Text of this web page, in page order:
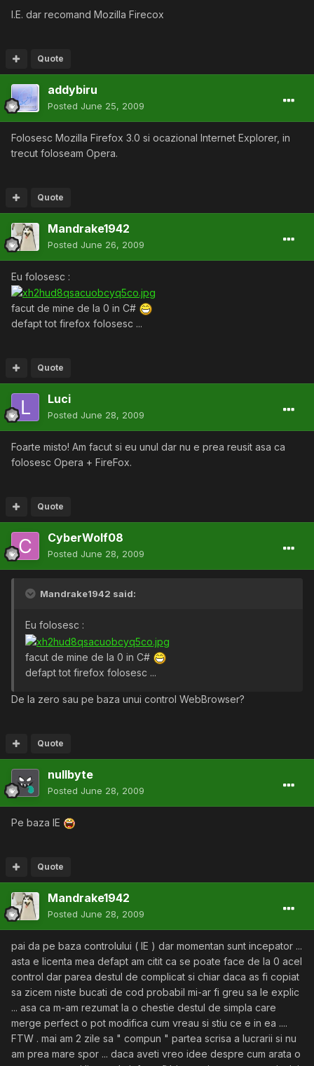
I.E. dar recomand Mozilla Firecox
Quote
addybiru
Posted June 25, 2009
Folosesc Mozilla Firefox 3.0 si ocazional Internet Explorer, in
trecut foloseam Opera.
Quote
Mandrake1942
Posted June 26, 2009
Eu folosesc :
facut de mine de la 0 in C#
defapt tot firefox folosesc ...
Quote
Luci
Posted June 28, 2009
Foarte misto! Am facut si eu unul dar nu e prea reusit asa ca
folosesc Opera + FireFox.
Quote
CyberWolf08
Posted June 28, 2009
Mandrake1942 said:
Eu folosesc :
facut de mine de la 0 in C#
defapt tot firefox folosesc ...
De la zero sau pe baza unui control WebBrowser?
Quote
nullbyte
Posted June 28, 2009
Pe baza IE
Quote
Mandrake1942
Posted June 28, 2009
pai da pe baza controlului ( IE ) dar momentan sunt incepator ...
asta e licenta mea defapt am citit ca se poate face de la 0 acel
control dar parea destul de complicat si chiar daca as fi copiat
sa zicem niste bucati de cod probabil mi-ar fi greu sa le explic
... asa ca m-am rezumat la o chestie destul de simpla care
merge perfect o pot modifica cum vreau si stiu ce e in ea ....
FTW . mai am 2 zile sa " compun " partea scrisa a lucrarii si nu
am prea mare spor ... daca aveti vreo idee despre cum arata o